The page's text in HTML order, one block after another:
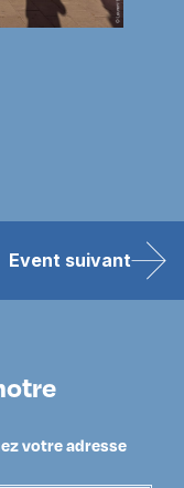
Event suivant
votre adresse